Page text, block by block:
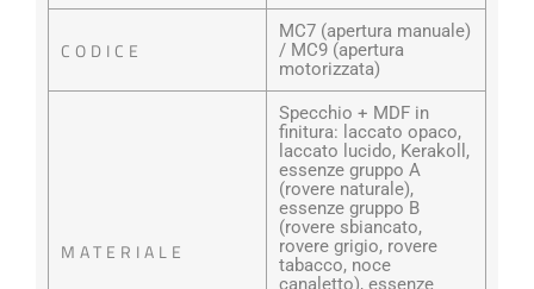
CODICE
MC7 (apertura manuale)
/ MC9 (apertura
motorizzata)
MATERIALE
Specchio + MDF in
finitura: laccato opaco,
laccato lucido, Kerakoll,
essenze gruppo A
(rovere naturale),
essenze gruppo B
(rovere sbiancato,
rovere grigio, rovere
tabacco, noce
canaletto), essenze